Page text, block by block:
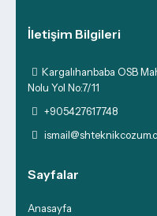
İletişim Bilgileri
Kargalıhanbaba OSB
Nolu Yol No:7/11
+905427617748
Sayfalar
Anasayfa